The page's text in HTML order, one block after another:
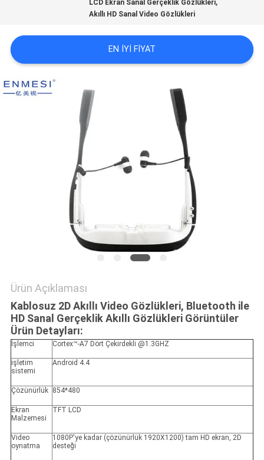
SHOPPING
ONLINE
SITE
POLITIKASI
LCD Ekran Sanal Gerçeklik Gözlükleri
Akıllı HD Sanal Video Gözlükleri
EN IYI FIYAT
Ürün Açıklaması
Kablosuz 2D Akıllı Video Gözlükleri, Bluetooth ile
HD Sanal Gerçeklik Akıllı Gözlükleri Görüntüler
Ürün Detayları:
İşlemci Cortex™-A7 Dört Çekirdekli @1.3GHZ
işletim
sistemi
Android 4.4
Çözünürlük 854*480
Ekran
Malzemesi
TFT LCD
Video
oynatma
1080P'ye kadar (çözünürlük 1920X1200) tam HD ekran, 2D
desteği